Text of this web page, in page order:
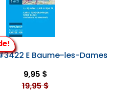
E Baume-les-Dames
9,95 $
19,95 $